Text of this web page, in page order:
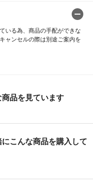
いる為、商品の手配ができな
ャンセルの際は別途ご案内を
品を見ています
こんな商品を購入して